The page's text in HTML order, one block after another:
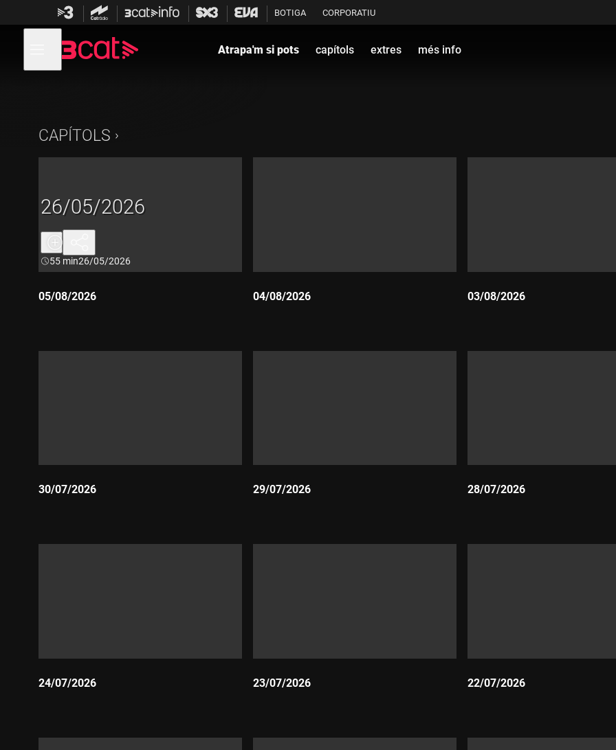
contingut
BOTIGA CORPORATIU
menú
de
Atrapa'm si pots capítols extres més info
26/05/2026
Durada:
55 min26/05/2026
CAPÍTOLS
05/08/2026 04/08/2026 03/08/2026
30/07/2026 29/07/2026 28/07/2026
24/07/2026 23/07/2026 22/07/2026